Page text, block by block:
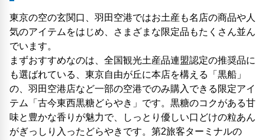
東京の空の玄関口、羽田空港ではお土産も名店の商品や人
気のアイテムをはじめ、さまざまな限定品もたくさん並ん
でいます。
まずおすすめなのは、全国観光土産品連盟認定の推奨品に
も選ばれている、東京自由が丘に本店を構える「黒船」
の、羽田空港店など一部の空港でのみ購入できる限定アイ
テム「古今東西黒糖どらやき」です。黒糖のコクがある甘
味と豊かな香りが魅力で、しっとり優しい口どけの粒あん
がぎっしり入ったどらやきです。第2旅客ターミナルの